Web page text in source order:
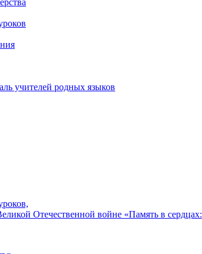
учителей родных языков
Отечественной войне «Память в сердцах: